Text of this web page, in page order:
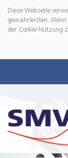
Diese Webseite
gewährleisten.
der Cookie-Nutzung